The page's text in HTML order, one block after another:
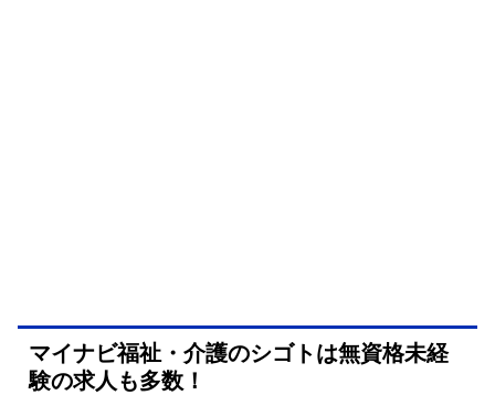
マイナビ福祉・介護のシゴトは無資格未経
験の求人も多数！